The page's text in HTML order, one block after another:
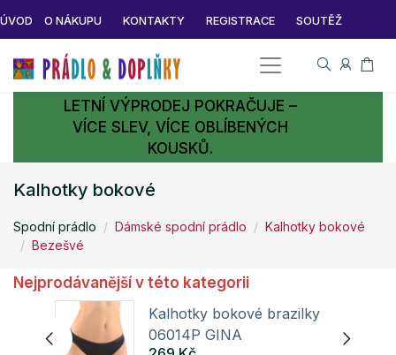
ÚVOD O NÁKUPU KONTAKTY REGISTRACE SOUTĚŽ
LETNÍ VÝPRODEJ POKRAČUJE –
VÍCE SLEV, VÍCE OBLÍBENÝCH
KOUSKŮ.
Kalhotky bokové
Spodní prádlo Dámské spodní prádlo
Kalhotky bokové
Bezešvé
Nejprodávanější v této kategorii
Kalhotky bokové brazilky
06014P GINA